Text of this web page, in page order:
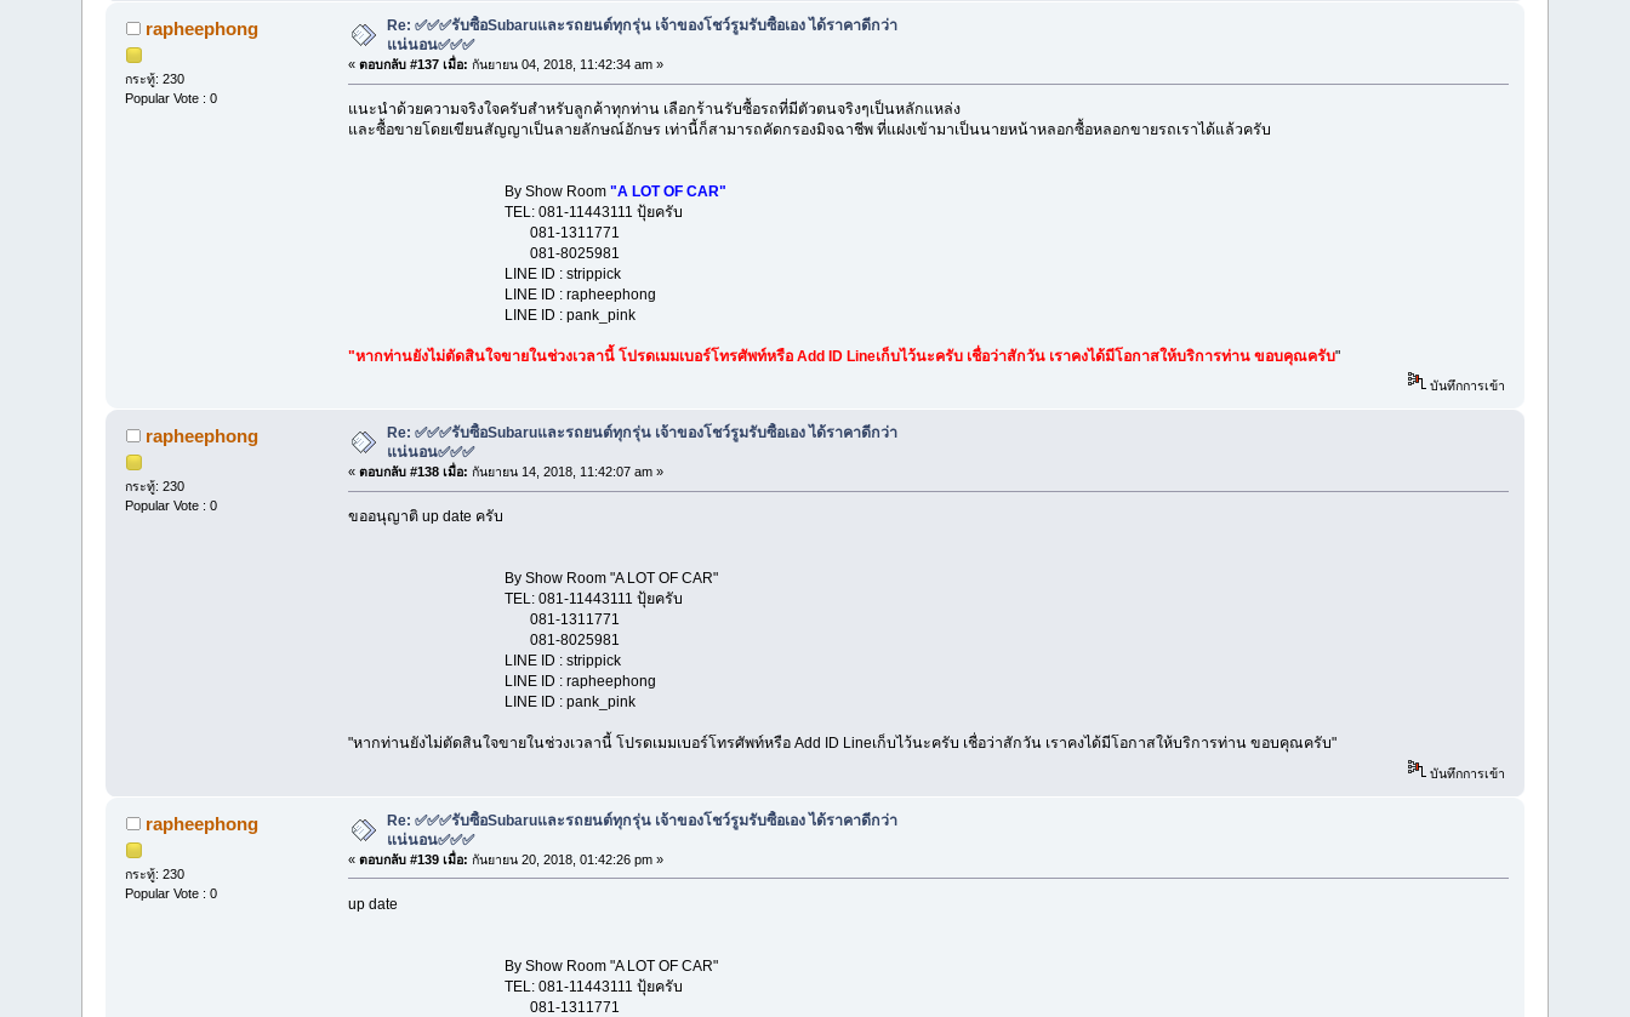
rapheephong
กระทู้: 230
Popular Vote : 0
Re: ✅✅✅รับซื้อSubaruและรถยนต์ทุกรุ่น เจ้าของโชว์รูมรับซื้อเอง ได้ราคาดีกว่า
แน่นอน✅✅✅
« ตอบกลับ #137 เมื่อ: กันยายน 04, 2018, 11:42:34 am »
แนะนำด้วยความจริงใจครับสำหรับลูกค้าทุกท่าน เลือกร้านรับซื้อรถที่มีตัวตนจริงๆเป็นหลักแหล่ง
และซื้อขายโดยเขียนสัญญาเป็นลายลักษณ์อักษร เท่านี้ก็สามารถคัดกรองมิจฉาชีพ ที่แฝงเข้ามาเป็นนายหน้าหลอกซื้อหลอกขายรถเราได้แล้วครับ
By Show Room "A LOT OF CAR"
TEL: 081-11443111 ปุ้ยครับ
081-1311771
081-8025981
LINE ID : strippick
LINE ID : rapheephong
LINE ID : pank_pink
"หากท่านยังไม่ตัดสินใจขายในช่วงเวลานี้ โปรดเมมเบอร์โทรศัพท์หรือ Add ID Lineเก็บไว้นะครับ เชื่อว่าสักวัน เราคงได้มีโอกาสให้บริการท่าน ขอบคุณครับ"
บันทึกการเข้า
rapheephong
กระทู้: 230
Popular Vote : 0
Re: ✅✅✅รับซื้อSubaruและรถยนต์ทุกรุ่น เจ้าของโชว์รูมรับซื้อเอง ได้ราคาดีกว่า
แน่นอน✅✅✅
« ตอบกลับ #138 เมื่อ: กันยายน 14, 2018, 11:42:07 am »
ขออนุญาติ up date ครับ
By Show Room "A LOT OF CAR"
TEL: 081-11443111 ปุ้ยครับ
081-1311771
081-8025981
LINE ID : strippick
LINE ID : rapheephong
LINE ID : pank_pink
"หากท่านยังไม่ตัดสินใจขายในช่วงเวลานี้ โปรดเมมเบอร์โทรศัพท์หรือ Add ID Lineเก็บไว้นะครับ เชื่อว่าสักวัน เราคงได้มีโอกาสให้บริการท่าน ขอบคุณครับ"
บันทึกการเข้า
rapheephong
กระทู้: 230
Popular Vote : 0
Re: ✅✅✅รับซื้อSubaruและรถยนต์ทุกรุ่น เจ้าของโชว์รูมรับซื้อเอง ได้ราคาดีกว่า
แน่นอน✅✅✅
« ตอบกลับ #139 เมื่อ: กันยายน 20, 2018, 01:42:26 pm »
up date
By Show Room "A LOT OF CAR"
TEL: 081-11443111 ปุ้ยครับ
081-1311771